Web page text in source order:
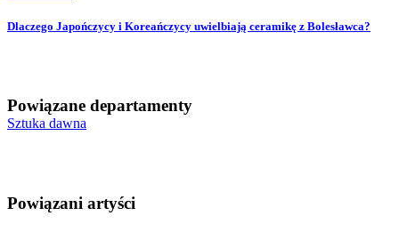
Dlaczego Japończycy i Koreańczycy uwielbiają ceramikę z Bolesławca?
Powiązane departamenty
Sztuka dawna
Powiązani artyści